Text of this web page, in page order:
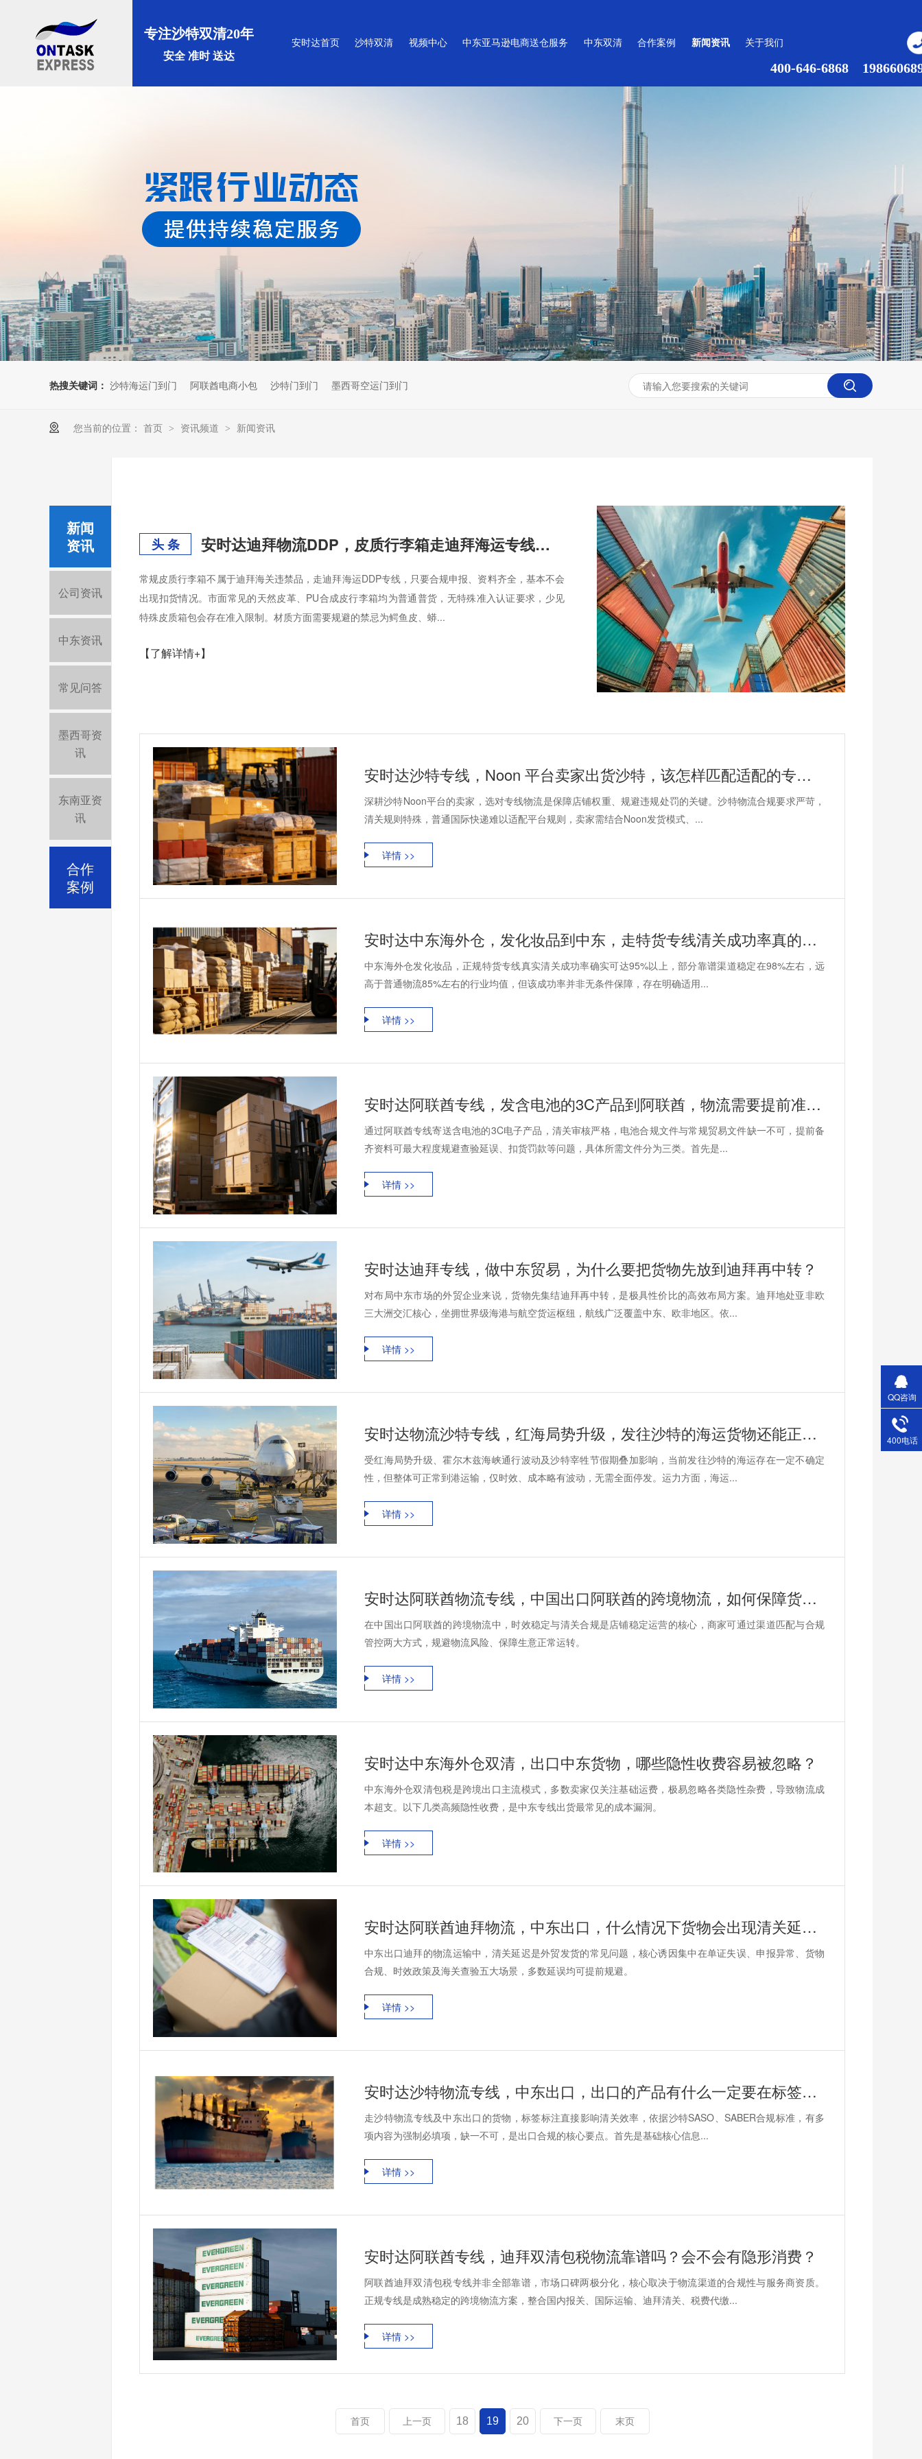
专注沙特双清20年
安全 准时 送达
安时达首页 沙特双清 视频中心 中东亚马逊电商送仓服务 中东双清 合作案例 新闻资讯 关于我们
400-646-6868
热搜关键词： 沙特海运门到门 阿联酋电商小包 沙特门到门 墨西哥空运门到门
您当前的位置： 首页 > 资讯频道 > 新闻资讯
头 条 安时达迪拜物流DDP，皮质行李箱走迪拜海运专线会不会海关扣货？
常规皮质行李箱不属于迪拜海关违禁品，走迪拜海运DDP专线，只要合规申报、资料齐全，基本不会
出现扣货情况。市面常见的天然皮革、PU合成皮行李箱均为普通普货，无特殊准入认证要求，少见
特殊皮质箱包会存在准入限制。材质方面需要规避的禁忌为鳄鱼皮、蟒...
【了解详情+】
安时达沙特专线，Noon 平台卖家出货沙特，该怎样匹配适配的专线物流？
深耕沙特Noon平台的卖家，选对专线物流是保障店铺权重、规避违规处罚的关键。沙特物流合规要求严苛，
清关规则特殊，普通国际快递难以适配平台规则，卖家需结合Noon发货模式、...
详情 >>
安时达中东海外仓，发化妆品到中东，走特货专线清关成功率真的有95%以上吗？
中东海外仓发化妆品，正规特货专线真实清关成功率确实可达95%以上，部分靠谱渠道稳定在98%左右，远
高于普通物流85%左右的行业均值，但该成功率并非无条件保障，存在明确适用...
详情 >>
安时达阿联酋专线，发含电池的3C产品到阿联酋，物流需要提前准备哪些文件？
通过阿联酋专线寄送含电池的3C电子产品，清关审核严格，电池合规文件与常规贸易文件缺一不可，提前备
齐资料可最大程度规避查验延误、扣货罚款等问题，具体所需文件分为三类。首先是...
详情 >>
安时达迪拜专线，做中东贸易，为什么要把货物先放到迪拜再中转？
对布局中东市场的外贸企业来说，货物先集结迪拜再中转，是极具性价比的高效布局方案。迪拜地处亚非欧
三大洲交汇核心，坐拥世界级海港与航空货运枢纽，航线广泛覆盖中东、欧非地区。依...
详情 >>
安时达物流沙特专线，红海局势升级，发往沙特的海运货物还能正常到港吗？
受红海局势升级、霍尔木兹海峡通行波动及沙特宰牲节假期叠加影响，当前发往沙特的海运存在一定不确定
性，但整体可正常到港运输，仅时效、成本略有波动，无需全面停发。运力方面，海运...
详情 >>
安时达阿联酋物流专线，中国出口阿联酋的跨境物流，如何保障货物运输时效与清关合规？
在中国出口阿联酋的跨境物流中，时效稳定与清关合规是店铺稳定运营的核心，商家可通过渠道匹配与合规
管控两大方式，规避物流风险、保障生意正常运转。
详情 >>
安时达中东海外仓双清，出口中东货物，哪些隐性收费容易被忽略？
中东海外仓双清包税是跨境出口主流模式，多数卖家仅关注基础运费，极易忽略各类隐性杂费，导致物流成
本超支。以下几类高频隐性收费，是中东专线出货最常见的成本漏洞。
详情 >>
安时达阿联酋迪拜物流，中东出口，什么情况下货物会出现清关延迟?
中东出口迪拜的物流运输中，清关延迟是外贸发货的常见问题，核心诱因集中在单证失误、申报异常、货物
合规、时效政策及海关查验五大场景，多数延误均可提前规避。
详情 >>
安时达沙特物流专线，中东出口，出口的产品有什么一定要在标签上体现？
走沙特物流专线及中东出口的货物，标签标注直接影响清关效率，依据沙特SASO、SABER合规标准，有多
项内容为强制必填项，缺一不可，是出口合规的核心要点。首先是基础核心信息...
详情 >>
安时达阿联酋专线，迪拜双清包税物流靠谱吗？会不会有隐形消费？
阿联酋迪拜双清包税专线并非全部靠谱，市场口碑两极分化，核心取决于物流渠道的合规性与服务商资质。
正规专线是成熟稳定的跨境物流方案，整合国内报关、国际运输、迪拜清关、税费代缴...
详情 >>
首页 上一页 18 19 20 下一页 末页
新闻
资讯
公司资讯
中东资讯
常见问答
墨西哥资
讯
东南亚资
讯
合作
案例
QQ咨询
400电话